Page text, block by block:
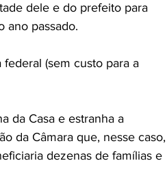
dele e do prefeito para
ano passado.
(sem custo para a
da Casa e estranha a
da Câmara que, nesse caso,
dezenas de famílias e